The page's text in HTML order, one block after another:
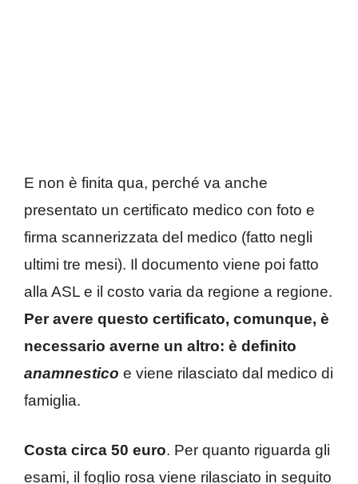
E non è finita qua, perché va anche
presentato un certificato medico con foto e
firma scannerizzata del medico (fatto negli
ultimi tre mesi). Il documento viene poi fatto
alla ASL e il costo varia da regione a regione.
Per avere questo certificato, comunque, è
necessario averne un altro: è definito
anamnestico e viene rilasciato dal medico di
famiglia.
Costa circa 50 euro. Per quanto riguarda gli
esami, il foglio rosa viene rilasciato in seguito